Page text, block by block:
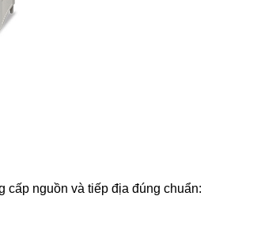
cấp nguồn và tiếp địa đúng chuẩn: